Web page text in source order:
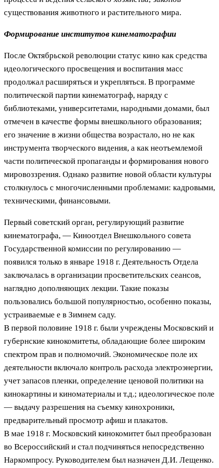
существования животного и растительного мира.
Формирование институтов кинематографии
После Октябрьской революции статус кино как средства
идеологического просвещения и воспитания масс
продолжал расширяться и укрепляться. В программе
политической партии кинематограф, наряду с
библиотеками, университетами, народными домами, был
отмечен в качестве формы внешкольного образования;
его значение в жизни общества возрастало, но не как
инструмента творческого видения, а как неотъемлемой
части политической пропаганды и формирования нового
мировоззрения. Однако развитие новой области культуры
столкнулось с многочисленными проблемами: кадровыми,
техническими, финансовыми.
Первый советский орган, регулирующий развитие
кинематографа, — Киноотдел Внешкольного совета
Государственной комиссии по регулированию —
появился только в январе 1918 г. Деятельность Отдела
заключалась в организации просветительских сеансов,
наглядно дополняющих лекции. Такие показы
пользовались большой популярностью, особенно показы,
устраиваемые е в Зимнем саду.
В первой половине 1918 г. были учреждены Московский и
губернские кинокомитеты, обладающие более широким
спектром прав и полномочий. Экономическое поле их
деятельности включало контроль расхода электроэнергии,
учет запасов пленки, определение ценовой политики на
кинокартины и киноматериалы и т.д.; идеологическое поле
— выдачу разрешения на съемку кинохроники,
предварительный просмотр афиш и плакатов.
В мае 1918 г. Московский кинокомитет был преобразован
во Всероссийский и стал подчиняться непосредственно
Наркомпросу. Руководителем был назначен Д.И. Лещенко.